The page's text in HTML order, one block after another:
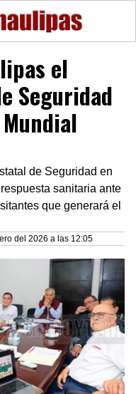
el
Seguridad
de Seguridad en
sanitaria ante
que generará el
del 2026 a las 12:05